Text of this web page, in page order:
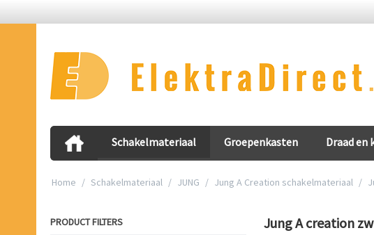
Schakelmateriaal Groepenkasten Draad en
Home / Schakelmateriaal / JUNG / Jung A Creation schakelmateriaal /
PRODUCT FILTERS Jung A creation